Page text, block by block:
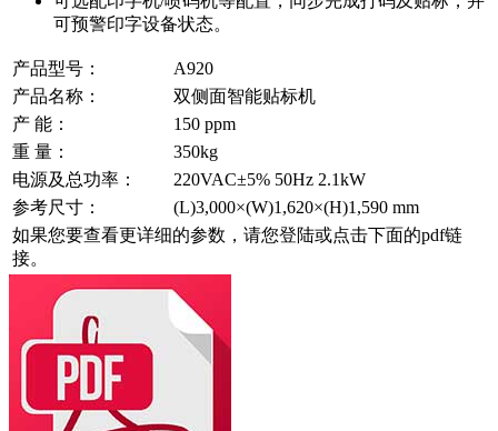
可预警印字设备状态。
产品型号：
A920
产品名称：
双侧面智能贴标机
产 能：
150 ppm
重 量：
350kg
电源及总功率：
220VAC±5% 50Hz 2.1kW
参考尺寸：
(L)3,000×(W)1,620×(H)1,590 mm
如果您要查看更详细的参数，请您登陆或点击下面的pdf链
接。